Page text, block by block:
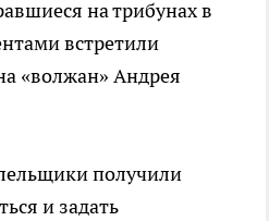
на трибунах в
встретили
«волжан» Андрея
получили
и задать